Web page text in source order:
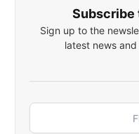
Subscribe
Sign up to the
latest news